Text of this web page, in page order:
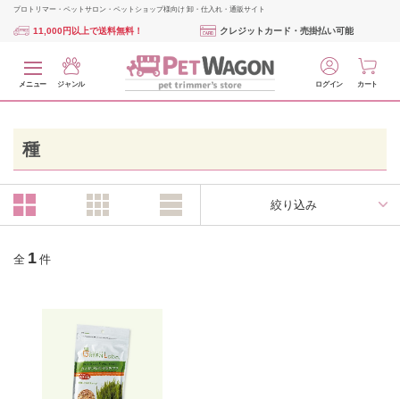
プロトリマー・ペットサロン・ペットショップ様向け 卸・仕入れ・通販サイト
11,000円以上で送料無料！ クレジットカード・売掛払い可能
メニュー ジャンル ログイン カート
種
絞り込み
全 1 件